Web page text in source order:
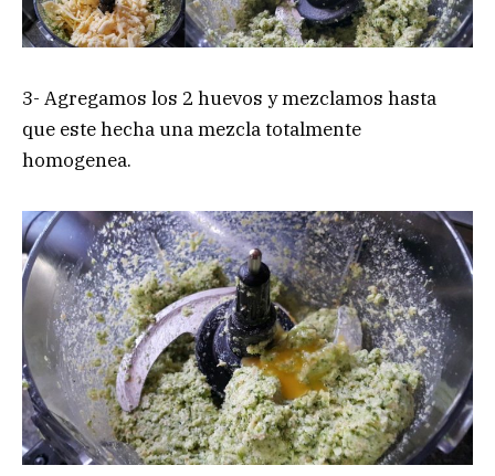
3- Agregamos los 2 huevos y mezclamos hasta
que este hecha una mezcla totalmente
homogenea.